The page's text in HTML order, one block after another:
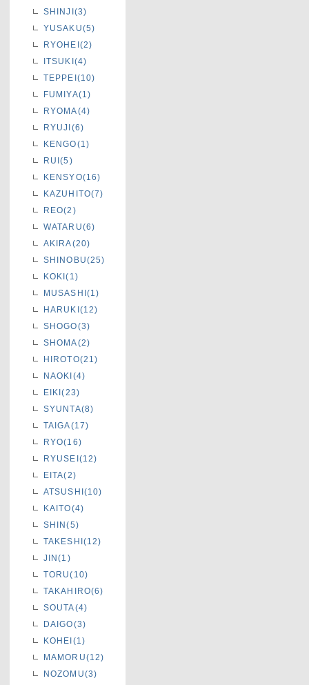
SHINJI(3)
YUSAKU(5)
RYOHEI(2)
ITSUKI(4)
TEPPEI(10)
FUMIYA(1)
RYOMA(4)
RYUJI(6)
KENGO(1)
RUI(5)
KENSYO(16)
KAZUHITO(7)
REO(2)
WATARU(6)
AKIRA(20)
SHINOBU(25)
KOKI(1)
MUSASHI(1)
HARUKI(12)
SHOGO(3)
SHOMA(2)
HIROTO(21)
NAOKI(4)
EIKI(23)
SYUNTA(8)
TAIGA(17)
RYO(16)
RYUSEI(12)
EITA(2)
ATSUSHI(10)
KAITO(4)
SHIN(5)
TAKESHI(12)
JIN(1)
TORU(10)
TAKAHIRO(6)
SOUTA(4)
DAIGO(3)
KOHEI(1)
MAMORU(12)
NOZOMU(3)